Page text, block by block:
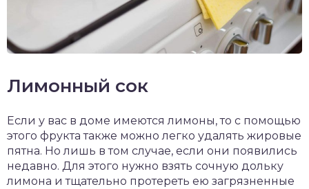
Лимонный сок
Если у вас в доме имеются лимоны, то с помощью
этого фрукта также можно легко удалять жировые
пятна. Но лишь в том случае, если они появились
недавно. Для этого нужно взять сочную дольку
лимона и тщательно протереть ею загрязненные